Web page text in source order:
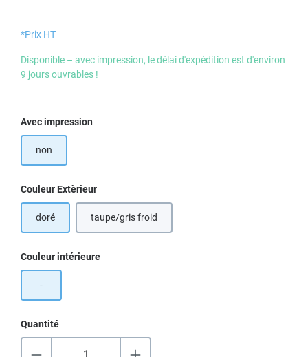
*Prix HT
Disponible – avec impression, le délai d'expédition est d'environ
9 jours ouvrables !
Sélectionnez
Avec impression
non
Sélectionnez
Couleur Extèrieur
doré taupe/gris froid
Sélectionnez
Couleur intérieure
-
Quantité